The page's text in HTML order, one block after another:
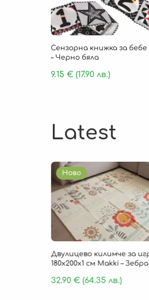
Сензорна книжка за бебе
– Черно бяла
9.15 € (17.90 лв.)
Latest
Ново
Двулицево килимче за
180х200х1 см Makki – Зебра
32.90 €(64.35 лв.)